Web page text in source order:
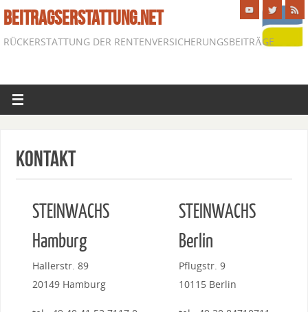
BEITRAGSERSTATTUNG.NET
RÜCKERSTATTUNG DER RENTENVERSICHERUNGSBEITRÄGE
Kontakt
STEINWACHS
Hamburg
Hallerstr. 89
20149 Hamburg
STEINWACHS
Berlin
Pflugstr. 9
10115 Berlin